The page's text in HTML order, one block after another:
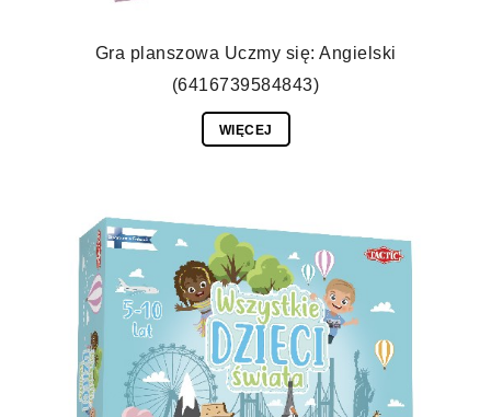
Gra planszowa Uczmy się: Angielski
(6416739584843)
WIĘCEJ